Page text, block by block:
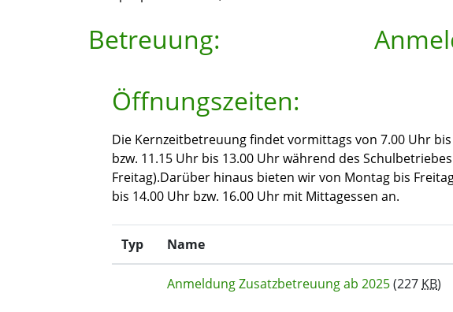
Betreuung:
Öffnungszeiten:
Die Kernzeitbetreuung findet vormittags von 7.00 Uhr
bzw. 11.15 Uhr bis 13.00 Uhr während des
Freitag).Darüber hinaus bieten wir von Montag bis
bis 14.00 Uhr bzw. 16.00 Uhr mit Mittagessen an.
Typ Name
Anmeldung Zusatzbetreuung ab 2025(227 KB)